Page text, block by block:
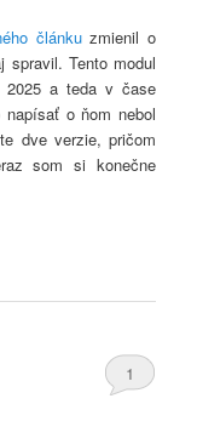
článkuzmienil o
spravil. Tento modul
2025 a teda v čase
o ňom nebol
dve verzie, pričom
som si konečne
1